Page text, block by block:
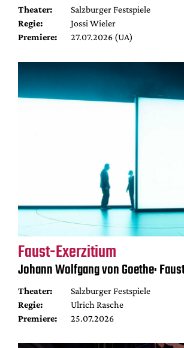
Theater:
Salzburger Festspiele
Regie:
Jossi Wieler
Premiere:
27.07.2026 (UA)
Faust-Exerzitium
Johann Wolfgang von Goethe:
Theater:
Salzburger Festspiele
Regie:
Ulrich Rasche
Premiere:
25.07.2026